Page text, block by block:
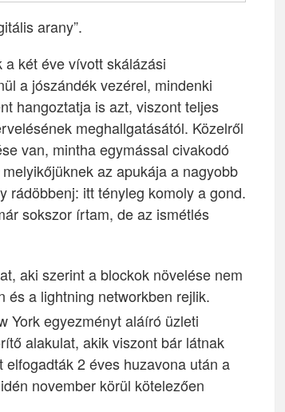
arany”.
két éve vívott skálázási
a jószándék vezérel, mindenki
hangoztatja is azt, viszont teljes
meghallgatásától. Közelről
van, mintha egymással civakodó
az apukája a nagyobb
rádöbbenj: itt tényleg komoly a gond.
sokszor írtam, de az ismétlés
aki szerint a blockok növelése nem
és a lightning networkben rejlik.
York egyezményt aláíró üzleti
alakulat, akik viszont bár látnak
2 éves huzavona után a
november körül kötelezően